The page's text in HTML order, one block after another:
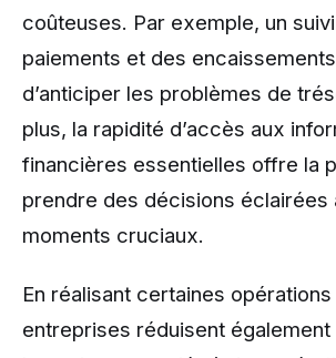
coûteuses. Par exemple, un
paiements et des
d’anticiper les problèmes de
plus, la rapidité d’accès aux
financières essentielles offre la
prendre des décisions éclairées
moments cruciaux.
En réalisant certaines
entreprises réduisent